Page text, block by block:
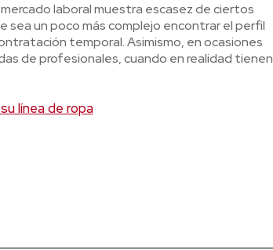
laboral muestra escasez de ciertos
sea un poco más complejo encontrar el perfil
temporal. Asimismo, en ocasiones
de profesionales, cuando en realidad tienen
línea de ropa